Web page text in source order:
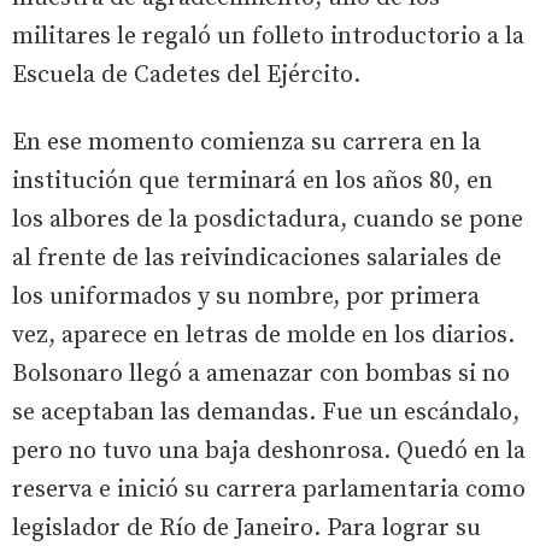
militares le regaló un folleto introductorio a la
Escuela de Cadetes del Ejército.
En ese momento comienza su carrera en la
institución que terminará en los años 80, en
los albores de la posdictadura, cuando se pone
al frente de las reivindicaciones salariales de
los uniformados y su nombre, por primera
vez, aparece en letras de molde en los diarios.
Bolsonaro llegó a amenazar con bombas si no
se aceptaban las demandas. Fue un escándalo,
pero no tuvo una baja deshonrosa. Quedó en la
reserva e inició su carrera parlamentaria como
legislador de Río de Janeiro. Para lograr su